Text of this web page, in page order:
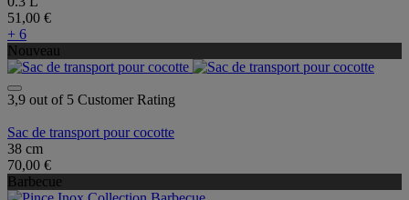
51,00 €
+ 6
Nouveau
3,9 out of 5 Customer Rating
Sac de transport pour cocotte
38 cm
70,00 €
Barbecue